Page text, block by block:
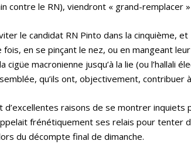
contre le RN), viendront « grand-remplacer
le candidat RN Pinto dans la cinquième,
fois, en se pinçant le nez, ou en mangeant
macronienne jusqu’à la lie (ou l’hallali
qu’ils ont, objectivement, contribuer
raisons de se montrer inquiets
frénétiquement ses relais pour tenter
du décompte final de dimanche.